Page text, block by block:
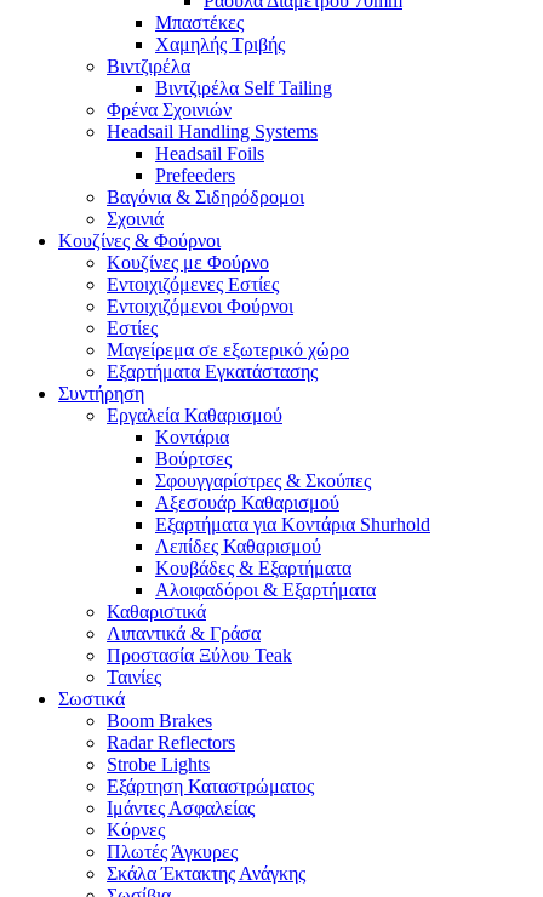
Μπαστέκες
Χαμηλής Τριβής
Βιντζιρέλα
Βιντζιρέλα Self Tailing
Φρένα Σχοινιών
Headsail Handling Systems
Headsail Foils
Prefeeders
Βαγόνια & Σιδηρόδρομοι
Σχοινιά
Κουζίνες & Φούρνοι
Κουζίνες με Φούρνο
Εντοιχιζόμενες Εστίες
Εντοιχιζόμενοι Φούρνοι
Εστίες
Μαγείρεμα σε εξωτερικό χώρο
Εξαρτήματα Εγκατάστασης
Συντήρηση
Εργαλεία Καθαρισμού
Κοντάρια
Βούρτσες
Σφουγγαρίστρες & Σκούπες
Αξεσουάρ Καθαρισμού
Εξαρτήματα για Κοντάρια Shurhold
Λεπίδες Καθαρισμού
Κουβάδες & Εξαρτήματα
Αλοιφαδόροι & Εξαρτήματα
Καθαριστικά
Λιπαντικά & Γράσα
Προστασία Ξύλου Teak
Ταινίες
Σωστικά
Boom Brakes
Radar Reflectors
Strobe Lights
Εξάρτηση Καταστρώματος
Ιμάντες Ασφαλείας
Κόρνες
Πλωτές Άγκυρες
Σκάλα Έκτακτης Ανάγκης